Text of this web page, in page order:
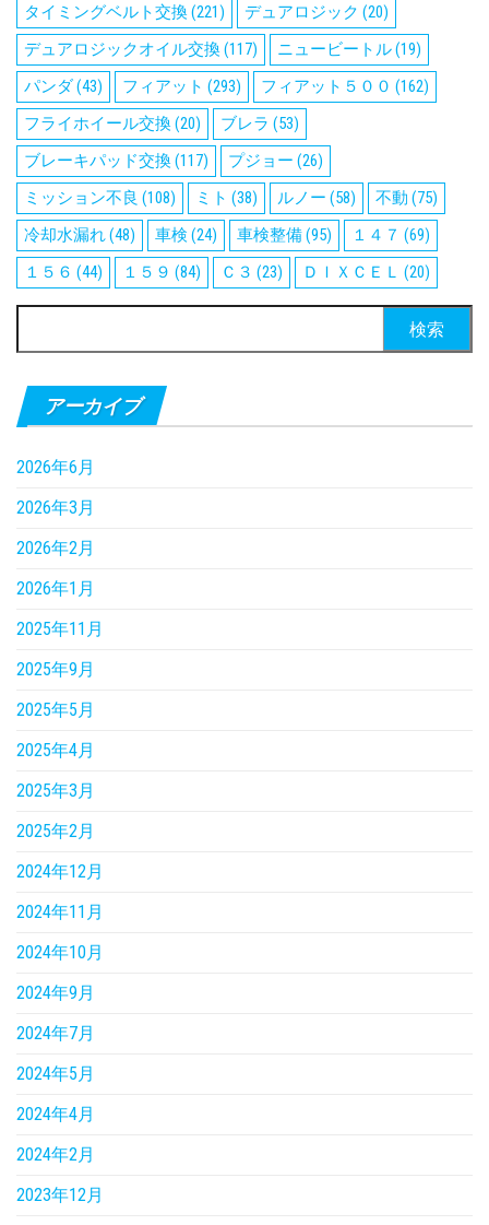
タイミングベルト交換(221) デュアロジック (20)
デュアロジックオイル交換(117) ニュービートル(19)
パンダ(43) フィアット (293) フィアット５００ (162)
フライホイール交換(20) ブレラ (53)
ブレーキパッド交換(117) プジョー (26)
ミッション不良 (108) ミト (38) ルノー (58) 不動 (75)
冷却水漏れ(48) 車検 (24) 車検整備(95) １４７ (69)
１５６ (44) １５９ (84) Ｃ３ (23) ＤＩＸＣＥＬ (20)
索:
アーカイブ
2026年6月
2026年3月
2026年2月
2026年1月
2025年11月
2025年9月
2025年5月
2025年4月
2025年3月
2025年2月
2024年12月
2024年11月
2024年10月
2024年9月
2024年7月
2024年5月
2024年4月
2024年2月
2023年12月